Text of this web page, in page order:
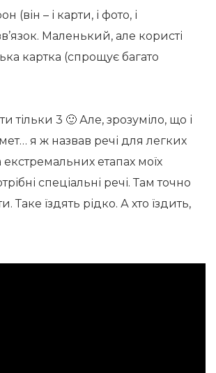
(він – і карти, і фото, і
Маленький, але користі
картка (спрощує багато
тільки 3 🙂 Але, зрозуміло, що і
я ж назвав речі для легких
етапах моїх
спеціальні речі. Там точно
Таке їздять рідко. А хто їздить,